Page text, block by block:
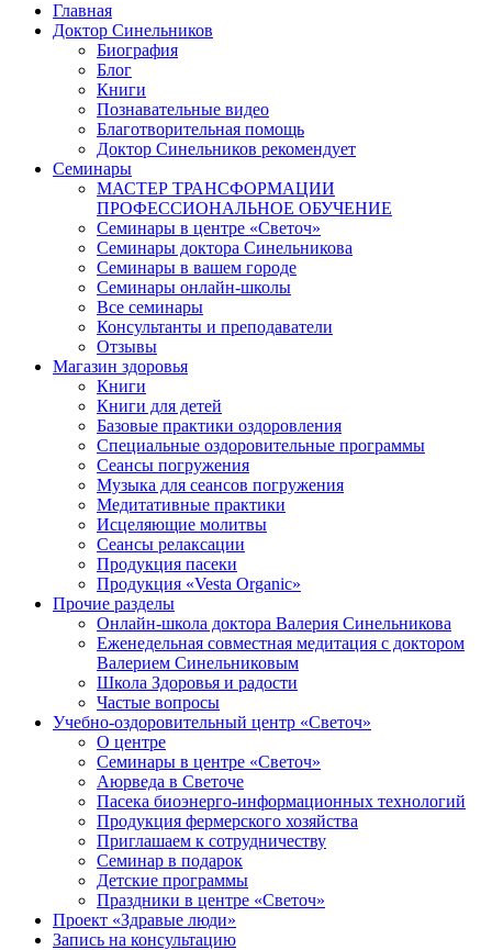
Главная
Доктор Синельников
Биография
Блог
Книги
Познавательные видео
Благотворительная помощь
Доктор Синельников рекомендует
Семинары
МАСТЕР ТРАНСФОРМАЦИИ
ПРОФЕССИОНАЛЬНОЕ ОБУЧЕНИЕ
Семинары в центре «Светоч»
Семинары доктора Синельникова
Семинары в вашем городе
Семинары онлайн-школы
Все семинары
Консультанты и преподаватели
Отзывы
Магазин здоровья
Книги
Книги для детей
Базовые практики оздоровления
Специальные оздоровительные программы
Сеансы погружения
Музыка для сеансов погружения
Медитативные практики
Исцеляющие молитвы
Сеансы релаксации
Продукция пасеки
Продукция «Vesta Organic»
Прочие разделы
Онлайн-школа доктора Валерия Синельникова
Еженедельная совместная медитация с доктором
Валерием Синельниковым
Школа Здоровья и радости
Частые вопросы
Учебно-оздоровительный центр «Светоч»
О центре
Семинары в центре «Светоч»
Аюрведа в Светоче
Пасека биоэнерго-информационных технологий
Продукция фермерского хозяйства
Приглашаем к сотрудничеству
Семинар в подарок
Детские программы
Праздники в центре «Светоч»
Проект «Здравые люди»
Запись на консультацию